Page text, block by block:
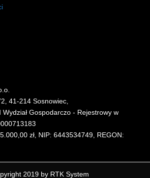
41-214 Sosnowiec,
Gospodarczo - Rejestrowy w
zł, NIP: 6443534749, REGON:
2019 by RTK System